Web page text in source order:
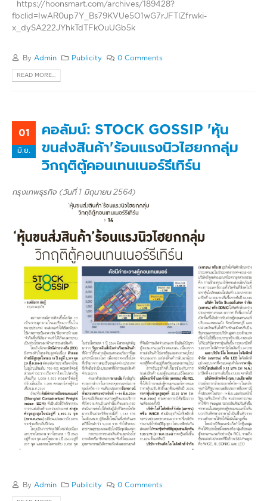
https://hoonsmart.com/archives/189428?
fbclid=IwAR0up7Y_Bs79KVUe5O1wG7rJFTlZfrwki-
x_dySA222JYhkTdTFkOuUGb5k
By Admin Publicity 0 Comments
READ MORE...
01
มิ.ย.
คอลัมน์: STOCK GOSSIP 'หุ้น
ขนส่งสินค้า'ร้อนแรงนิวไฮยกกลุ่ม
วิกฤติตู้คอนเทนเนอร์รีเทิร์น
กรุงเทพธุรกิจ (วันที่ 1 มิถุนายน 2564)
By Admin Publicity 0 Comments